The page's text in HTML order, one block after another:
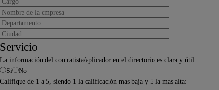
Servicio
La información del contratista/aplicador en el directorio es clara y útil
Si
No
Califique de 1 a 5, siendo 1 la calificación mas baja y 5 la mas alta: